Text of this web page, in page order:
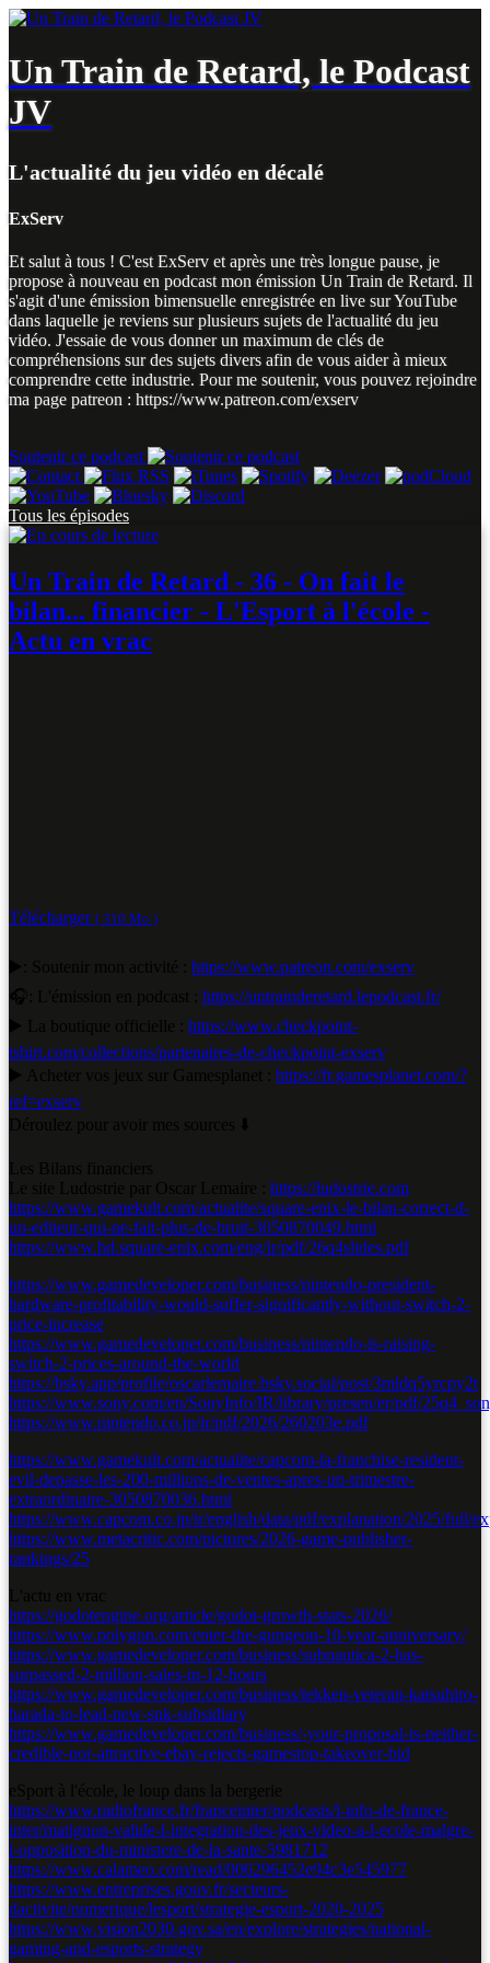
Un Train de Retard, le Podcast
JV
L'actualité du jeu vidéo en décalé
ExServ
Et salut à tous ! C'est ExServ et après une très longue pause, je
propose à nouveau en podcast mon émission Un Train de Retard. Il
s'agit d'une émission bimensuelle enregistrée en live sur YouTube
dans laquelle je reviens sur plusieurs sujets de l'actualité du jeu
vidéo. J'essaie de vous donner un maximum de clés de
compréhensions sur des sujets divers afin de vous aider à mieux
comprendre cette industrie. Pour me soutenir, vous pouvez rejoindre
ma page patreon : https://www.patreon.com/exserv
Soutenir ce podcast
Tous les épisodes
Un Train de Retard - 36 - On fait le
bilan... financier - L'Esport à l'école -
Actu en vrac
Télécharger ( 310 Mo )
https://www.patreon.com/exserv
https://untrainderetard.lepodcast.fr/
https://www.checkpoint-
tshirt.com/collections/partenaires-de-checkpoint-exserv
https://fr.gamesplanet.com/?
ref=exserv
https://ludostrie.com
https://www.gamekult.com/actualite/square-enix-le-bilan-correct-d-
un-editeur-qui-ne-fait-plus-de-bruit-3050870049.html
https://www.hd.square-enix.com/eng/ir/pdf/26q4slides.pdf
https://www.gamedeveloper.com/business/nintendo-president-
hardware-profitability-would-suffer-significantly-without-switch-2-
price-increase
https://www.gamedeveloper.com/business/nintendo-is-raising-
switch-2-prices-around-the-world
https://bsky.app/profile/oscarlemaire.bsky.social/post/3mldq5yrcpy2t
https://www.sony.com/en/SonyInfo/IR/library/presen/er/pdf/
https://www.nintendo.co.jp/ir/pdf/2026/260203e.pdf
https://www.gamekult.com/actualite/capcom-la-franchise-resident-
evil-depasse-les-200-millions-de-ventes-apres-un-trimestre-
extraordinaire-3050870036.html
https://www.capcom.co.jp/ir/english/data/pdf/explanation/2025/full/
https://www.metacritic.com/pictures/2026-game-publisher-
rankings/25
https://godotengine.org/article/godot-growth-stats-2026/
https://www.polygon.com/enter-the-gungeon-10-year-anniversary/
https://www.gamedeveloper.com/business/subnautica-2-has-
surpassed-2-million-sales-in-12-hours
https://www.gamedeveloper.com/business/tekken-veteran-katsuhiro-
harada-to-lead-new-snk-subsidiary
https://www.gamedeveloper.com/business/-your-proposal-is-neither-
credible-nor-attractive-ebay-rejects-gamestop-takeover-bid
https://www.radiofrance.fr/franceinter/podcasts/l-info-de-france-
inter/matignon-valide-l-integration-des-jeux-video-a-l-ecole-malgre-
l-opposition-du-ministere-de-la-sante-5981712
https://www.calameo.com/read/006296452e94c3e545977
https://www.entreprises.gouv.fr/secteurs-
dactivite/numerique/lesport/strategie-esport-2020-2025
https://www.vision2030.gov.sa/en/explore/strategies/national-
gaming-and-esports-strategy